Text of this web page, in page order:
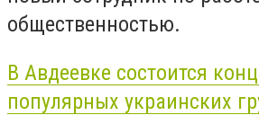
общественностью.
В Авдеевке состоится
популярных украинских